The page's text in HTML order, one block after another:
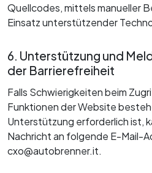
Quellcodes, mittels manueller
Einsatz unterstützender
6. Unterstützung und
der Barrierefreiheit
Falls Schwierigkeiten beim
Funktionen der Website
Unterstützung erforderlich ist,
Nachricht an folgende E-Mail-
cxo@autobrenner.it.